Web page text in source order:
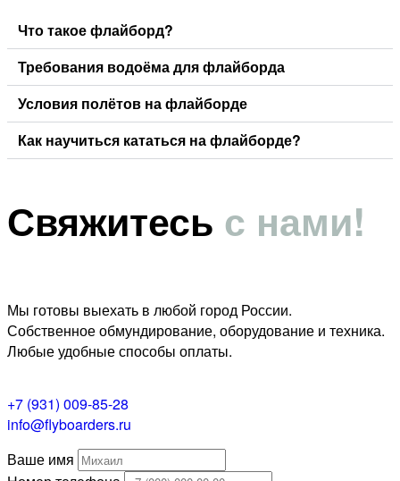
Что такое флайборд?
Требования водоёма для флайборда
Условия полётов на флайборде
Как научиться кататься на флайборде?
Свяжитесь с нами!
Мы готовы выехать в любой город России.
Собственное обмундирование, оборудование и техника.
Любые удобные способы оплаты.
+7 (931) 009-85-28
info@flyboarders.ru
Ваше имя